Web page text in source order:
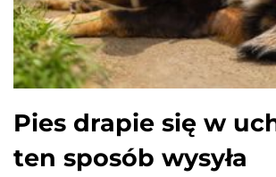
Pies drapie się w
ten sposób wysyła